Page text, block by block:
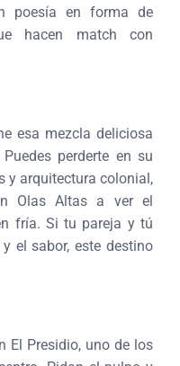
poesía en forma de
hacen match con
esa mezcla deliciosa
perderte en su
y arquitectura colonial,
Olas Altas a ver el
fría. Si tu pareja y tú
el sabor, este destino
El Presidio, uno de los